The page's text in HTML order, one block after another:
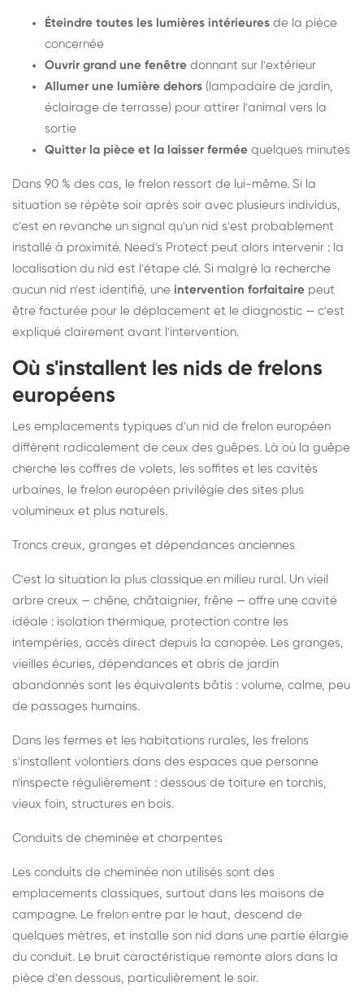
Éteindre toutes les lumières intérieures de la pièce
concernée
Ouvrir grand une fenêtre donnant sur l'extérieur
Allumer une lumière dehors (lampadaire de jardin,
éclairage de terrasse) pour attirer l'animal vers la
sortie
Quitter la pièce et la laisser fermée quelques minutes
Dans 90 % des cas, le frelon ressort de lui-même. Si la
situation se répète soir après soir avec plusieurs individus,
c'est en revanche un signal qu'un nid s'est probablement
installé à proximité. Need's Protect peut alors intervenir : la
localisation du nid est l'étape clé. Si malgré la recherche
aucun nid n'est identifié, une intervention forfaitaire peut
être facturée pour le déplacement et le diagnostic — c'est
expliqué clairement avant l'intervention.
Où s'installent les nids de frelons
européens
Les emplacements typiques d'un nid de frelon européen
diffèrent radicalement de ceux des guêpes. Là où la guêpe
cherche les coffres de volets, les soffites et les cavités
urbaines, le frelon européen privilégie des sites plus
volumineux et plus naturels.
Troncs creux, granges et dépendances anciennes
C'est la situation la plus classique en milieu rural. Un vieil
arbre creux — chêne, châtaignier, frêne — offre une cavité
idéale : isolation thermique, protection contre les
intempéries, accès direct depuis la canopée. Les granges,
vieilles écuries, dépendances et abris de jardin
abandonnés sont les équivalents bâtis : volume, calme, peu
de passages humains.
Dans les fermes et les habitations rurales, les frelons
s'installent volontiers dans des espaces que personne
n'inspecte régulièrement : dessous de toiture en torchis,
vieux foin, structures en bois.
Conduits de cheminée et charpentes
Les conduits de cheminée non utilisés sont des
emplacements classiques, surtout dans les maisons de
campagne. Le frelon entre par le haut, descend de
quelques mètres, et installe son nid dans une partie élargie
du conduit. Le bruit caractéristique remonte alors dans la
pièce d'en dessous, particulièrement le soir.